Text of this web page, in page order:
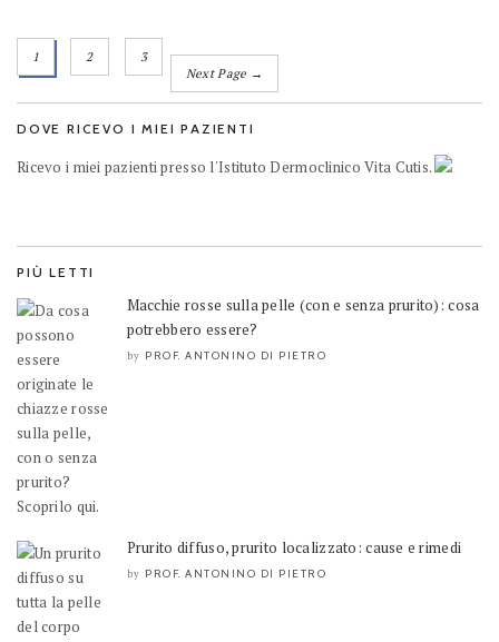
1 2
3
Next Page →
DOVE RICEVO I MIEI PAZIENTI
Ricevo i miei pazienti presso l'Istituto Dermoclinico Vita Cutis.
PIÙ LETTI
Macchie rosse sulla pelle (con e senza prurito): cosa
potrebbero essere?
by PROF. ANTONINO DI PIETRO
Prurito diffuso, prurito localizzato: cause e rimedi
by PROF. ANTONINO DI PIETRO